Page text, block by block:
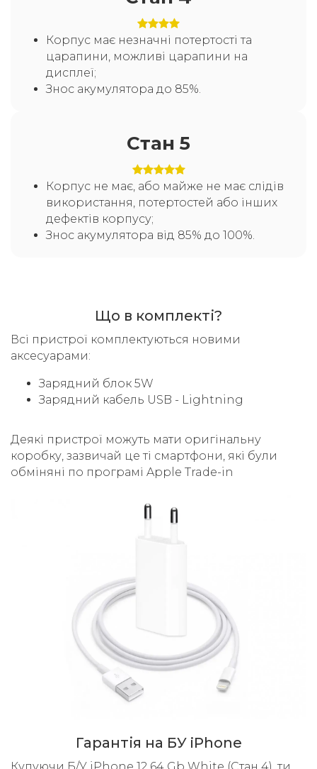
Корпус має незначні потертості та
царапини, можливі царапини на
дисплеї;
Знос акумулятора до 85%.
Стан 5
Корпус не має, або майже не має слідів
використання, потертостей або інших
дефектів корпусу;
Знос акумулятора від 85% до 100%.
Що в комплекті?
Всі пристрої комплектуються новими
аксесуарами:
Зарядний блок 5W
Зарядний кабель USB - Lightning
Деякі пристрої можуть мати оригінальну
коробку, зазвичай це ті смартфони, які були
обміняні по програмі Apple Trade-in
Гарантія на БУ iPhone